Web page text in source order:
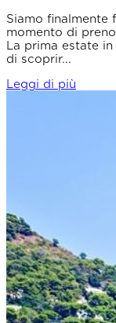
Siamo finalmente
momento di
La prima estate
di scoprir...
Leggi di più